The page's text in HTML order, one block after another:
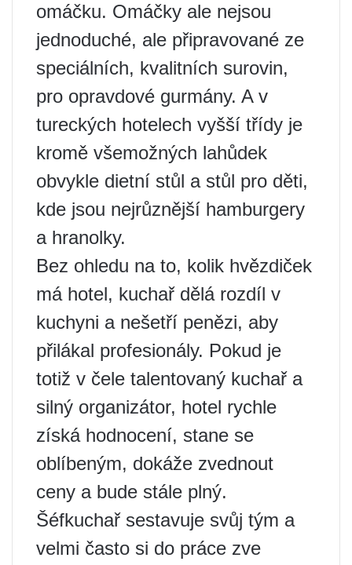
omáčku. Omáčky ale nejsou
jednoduché, ale připravované ze
speciálních, kvalitních surovin,
pro opravdové gurmány. A v
tureckých hotelech vyšší třídy je
kromě všemožných lahůdek
obvykle dietní stůl a stůl pro děti,
kde jsou nejrůznější hamburgery
a hranolky.
Bez ohledu na to, kolik hvězdiček
má hotel, kuchař dělá rozdíl v
kuchyni a nešetří penězi, aby
přilákal profesionály. Pokud je
totiž v čele talentovaný kuchař a
silný organizátor, hotel rychle
získá hodnocení, stane se
oblíbeným, dokáže zvednout
ceny a bude stále plný.
Šéfkuchař sestavuje svůj tým a
velmi často si do práce zve